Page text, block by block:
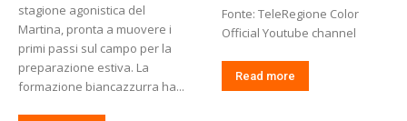
stagione agonistica del
Martina, pronta a muovere i
primi passi sul campo per la
preparazione estiva. La
formazione biancazzurra ha...
Fonte: TeleRegione Color
Official Youtube channel
Read more